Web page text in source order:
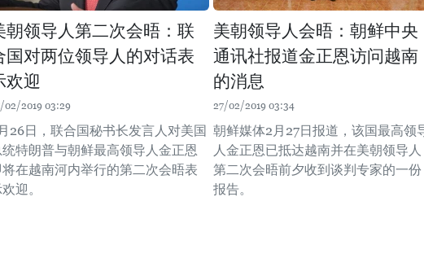
朝领导人第二次会晤：联
国对两位领导人的对话表
欢迎
02/2019 03:29
26日，联合国秘书长发言人对美国
统特朗普与朝鲜最高领导人金正恩
将在越南河内举行的第二次会晤表
迎。
美朝领导人会晤：朝鲜中央
通讯社报道金正恩访问越南
的消息
27/02/2019 03:34
朝鲜媒体2月27日报道，该国最高领
人金正恩已抵达越南并在美朝领导人
第二次会晤前夕收到谈判专家的一份
报告。